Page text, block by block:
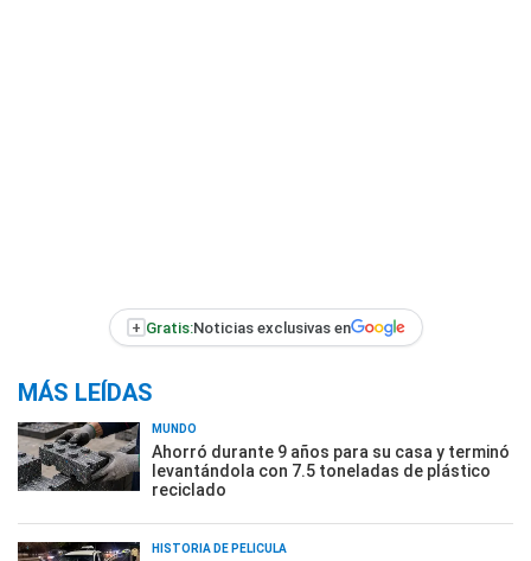
+ Gratis:Noticias exclusivas en
MÁS LEÍDAS
MUNDO
Ahorró durante 9 años para su casa y terminó
levantándola con 7.5 toneladas de plástico
reciclado
HISTORIA DE PELÍCULA